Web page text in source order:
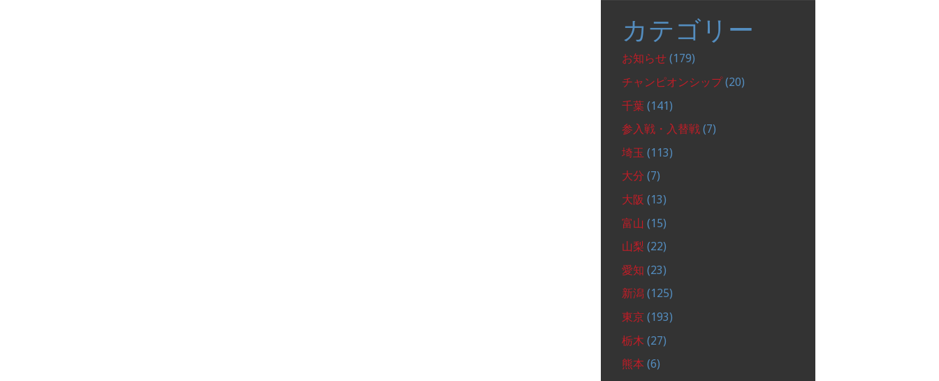
カテゴリー
お知らせ (179)
チャンピオンシップ(20)
千葉 (141)
参入戦・入替戦 (7)
埼玉 (113)
大分 (7)
大阪 (13)
富山 (15)
山梨 (22)
愛知 (23)
新潟 (125)
東京 (193)
栃木 (27)
熊本 (6)